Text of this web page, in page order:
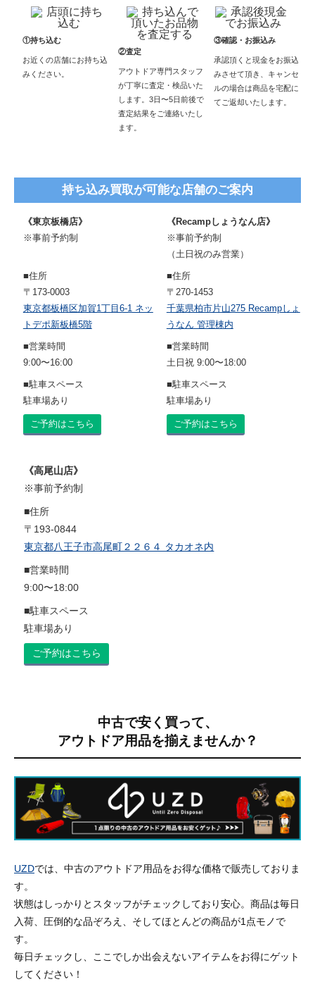
①持ち込む
お近くの店舗にお持ち込
みください。
②査定
アウトドア専門スタッフ
が丁寧に査定・検品いた
します。3日〜5日前後で
査定結果をご連絡いたし
ます。
③確認・お振込み
承認頂くと現金をお振込
みさせて頂き、キャンセ
ルの場合は商品を宅配に
てご返却いたします。
持ち込み買取が可能な店舗のご案内
《東京板橋店》
※事前予約制
■住所
〒173-0003
東京都板橋区加賀1丁目6-1 ネッ
トデポ新板橋5階
■営業時間
9:00〜16:00
■駐車スペース
駐車場あり
ご予約はこちら
《Recampしょうなん店》
※事前予約制
（土日祝のみ営業）
■住所
〒270-1453
千葉県柏市片山275 Recampしょ
うなん 管理棟内
■営業時間
土日祝 9:00〜18:00
■駐車スペース
駐車場あり
ご予約はこちら
《高尾山店》
※事前予約制
■住所
〒193-0844
東京都八王子市高尾町２２６４ タカオネ内
■営業時間
9:00〜18:00
■駐車スペース
駐車場あり
ご予約はこちら
中古で安く買って、
アウトドア用品を揃えませんか？
UZDでは、中古のアウトドア用品をお得な価格で販売しておりま
す。
状態はしっかりとスタッフがチェックしており安心。商品は毎日
入荷、圧倒的な品ぞろえ、そしてほとんどの商品が1点モノで
す。
毎日チェックし、ここでしか出会えないアイテムをお得にゲット
してください！